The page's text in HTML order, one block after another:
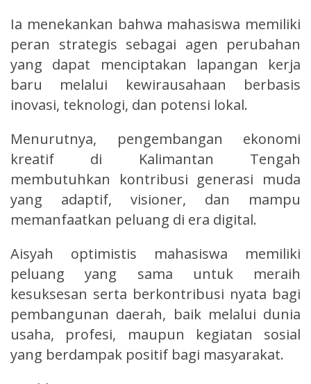
Ia menekankan bahwa mahasiswa memiliki
peran strategis sebagai agen perubahan
yang dapat menciptakan lapangan kerja
baru melalui kewirausahaan berbasis
inovasi, teknologi, dan potensi lokal.
Menurutnya, pengembangan ekonomi
kreatif di Kalimantan Tengah
membutuhkan kontribusi generasi muda
yang adaptif, visioner, dan mampu
memanfaatkan peluang di era digital.
Aisyah optimistis mahasiswa memiliki
peluang yang sama untuk meraih
kesuksesan serta berkontribusi nyata bagi
pembangunan daerah, baik melalui dunia
usaha, profesi, maupun kegiatan sosial
yang berdampak positif bagi masyarakat.